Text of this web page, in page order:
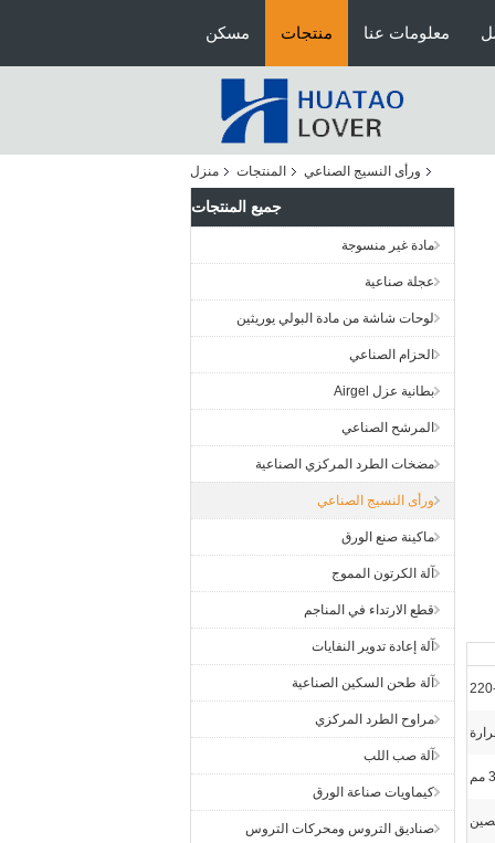
مسكن منتجات معلومات عنا
منزل المنتجات ورأى النسيج الصناعي
جميع المنتجات
مادة غير منسوجة
عجلة صناعية
لوحات شاشة من مادة البولي يوريثين
الحزام الصناعي
بطانية عزل Airgel
المرشح الصناعي
مضخات الطرد المركزي الصناعية
ورأى النسيج الصناعي
ماكينة صنع الورق
آلة الكرتون المموج
قطع الارتداء في المناجم
آلة إعادة تدوير النفايات
آلة طحن السكين الصناعية
مراوح الطرد المركزي
آلة صب اللب
كيماويات صناعة الورق
صناديق التروس ومحركات التروس